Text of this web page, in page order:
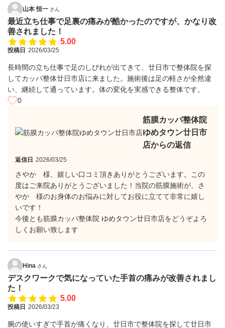
山本 恒一 さん
最近立ち仕事で足裏の痛みが酷かったのですが、かなり改
善されました！
5.00
投稿日 2026/03/25
長時間の立ち仕事で足のしびれが出てきて、廿日市で整体院を探
してカッパ整体廿日市店に来ました。施術後は足の軽さが全然違
い、継続して通っています。体の変化を実感できる整体です。
0
筋膜カッパ整体院
ゆめタウン廿日市
店からの返信
返信日 2026/03/25
さやか 様、嬉しい口コミ頂きありがとうございます。この
度はご来院ありがとうございました！当院の筋膜施術が、さ
やか 様のお身体のお悩みに対してお役に立てて非常に嬉し
いです！
今後とも筋膜カッパ整体院 ゆめタウン廿日市店をどうぞよろ
しくお願い致します
Hina さん
デスクワークで気になっていた手首の痛みが改善されまし
た！
5.00
投稿日 2026/03/23
腕の使いすぎで手首が痛くなり、廿日市で整体院を探して廿日市